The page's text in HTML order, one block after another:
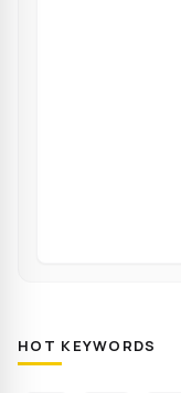
HOT KEYWORDS